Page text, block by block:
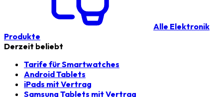
Alle Elektronik
Produkte
Derzeit beliebt
Tarife für Smartwatches
Android Tablets
iPads mit Vertrag
Samsung Tablets mit Vertrag